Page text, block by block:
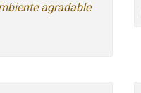
agradable